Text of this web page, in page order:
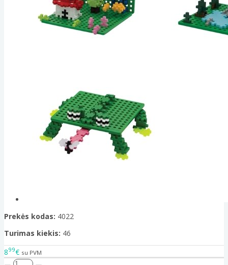
Prekės kodas: 4022
Turimas kiekis: 46
899€ su PVM